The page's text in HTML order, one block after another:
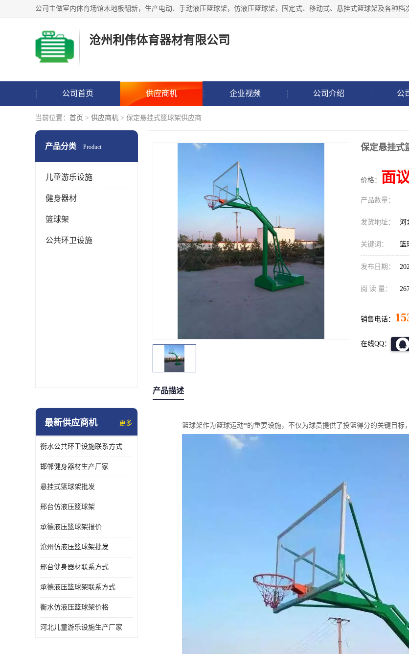
沧州利伟体育器材有限公司
公司首页 供应商机 企业视频 公司介绍 公
当前位置： 首页 > 供应商机 > 保定悬挂式篮球架供应商
产品分类 Product
儿童游乐设施
健身器材
篮球架
公共环卫设施
最新供应商机 更多
衡水公共环卫设施联系方式
邯郸健身器材生产厂家
悬挂式篮球架批发
邢台仿液压篮球架
承德液压篮球架报价
沧州仿液压篮球架批发
邢台健身器材联系方式
承德液压篮球架联系方式
衡水仿液压篮球架价格
河北儿童游乐设施生产厂家
保定悬挂式
价格： 面
产品数量：
发货地址： 河
关键词： 篮
发布日期：
阅 读 量：
销售电话：
在线QQ：
产品描述
篮球架作为篮球运动*的重要设施，不仅为球员提供了投篮得分的关键目标